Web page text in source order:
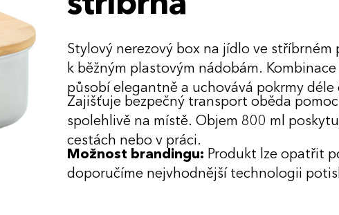
Stylový nerezový box na jídlo ve
k běžným plastovým nádobám.
působí elegantně a uchovává pokrmy déle
Zajišťuje bezpečný transport oběda
spolehlivě na místě. Objem 800 ml
cestách nebo v práci.
Možnost brandingu: Produkt lze opatřit
doporučíme nejvhodnější technologii